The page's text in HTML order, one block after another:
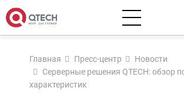
Главная Пресс-центр
Новости
Серверные решения QTECH: обзор
характеристик